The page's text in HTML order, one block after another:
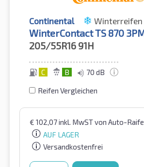
Continental Winterreifen
WinterContact TS 870
205/55R16 91H
C B 70 dB
Reifen Vergleichen
€ 102,07inkl. MwSTvon Auto-
AUF LAGER
Versandkostenfrei